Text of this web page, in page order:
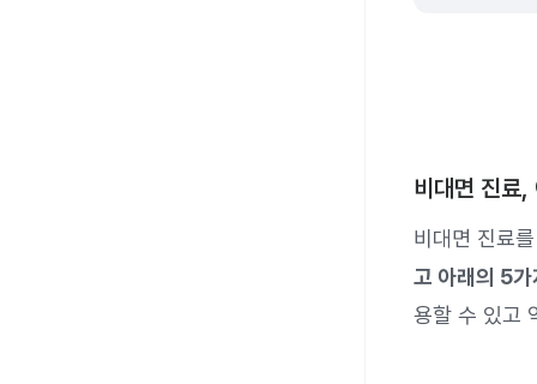
비대면 진료
비대면 진료
고 아래의 5
용할 수 있고